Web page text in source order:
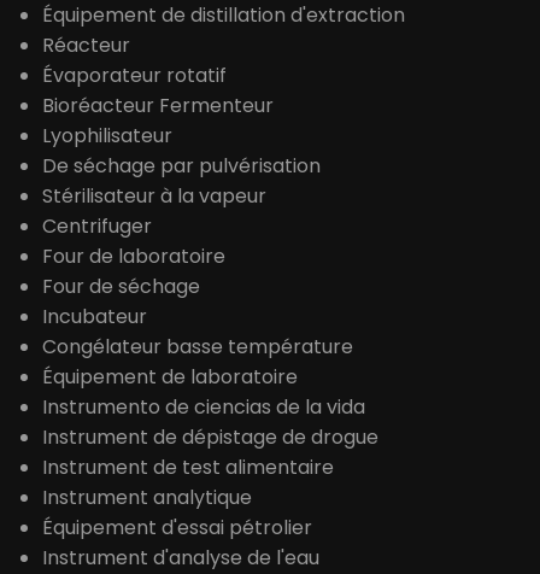
Équipement de distillation d'extraction
Réacteur
Évaporateur rotatif
Bioréacteur Fermenteur
Lyophilisateur
De séchage par pulvérisation
Stérilisateur à la vapeur
Centrifuger
Four de laboratoire
Four de séchage
Incubateur
Congélateur basse température
Équipement de laboratoire
Instrumento de ciencias de la vida
Instrument de dépistage de drogue
Instrument de test alimentaire
Instrument analytique
Équipement d'essai pétrolier
Instrument d'analyse de l'eau